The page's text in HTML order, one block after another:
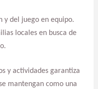
y del juego en equipo.
locales en busca de
y actividades garantiza
mantengan como una